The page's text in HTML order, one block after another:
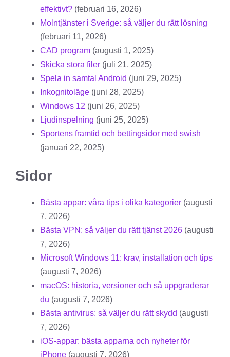
effektivt? (februari 16, 2026)
Molntjänster i Sverige: så väljer du rätt lösning
(februari 11, 2026)
CAD program (augusti 1, 2025)
Skicka stora filer (juli 21, 2025)
Spela in samtal Android (juni 29, 2025)
Inkognitoläge (juni 28, 2025)
Windows 12 (juni 26, 2025)
Ljudinspelning (juni 25, 2025)
Sportens framtid och bettingsidor med swish
(januari 22, 2025)
Sidor
Bästa appar: våra tips i olika kategorier (augusti
7, 2026)
Bästa VPN: så väljer du rätt tjänst 2026 (augusti
7, 2026)
Microsoft Windows 11: krav, installation och tips
(augusti 7, 2026)
macOS: historia, versioner och så uppgraderar
du (augusti 7, 2026)
Bästa antivirus: så väljer du rätt skydd (augusti
7, 2026)
iOS-appar: bästa apparna och nyheter för
iPhone (augusti 7, 2026)